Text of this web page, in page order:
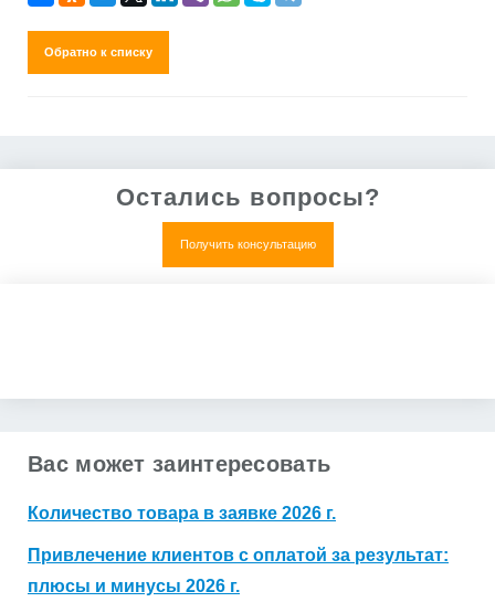
Обратно к списку
Остались вопросы?
Получить консультацию
Вас может заинтересовать
Количество товара в заявке 2026 г.
Привлечение клиентов с оплатой за результат:
плюсы и минусы 2026 г.